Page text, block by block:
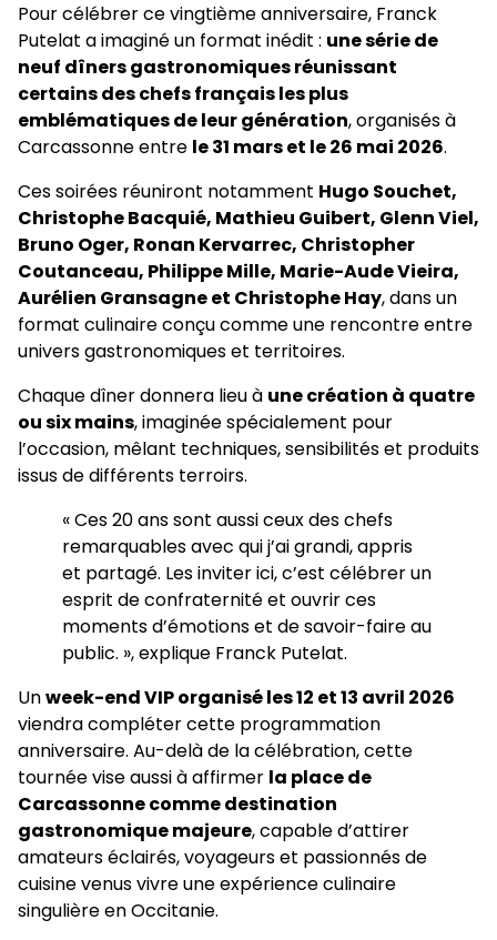
Pour célébrer ce vingtième anniversaire, Franck
Putelat a imaginé un format inédit : une série de
neuf dîners gastronomiques réunissant
certains des chefs français les plus
emblématiques de leur génération, organisés à
Carcassonne entre le 31 mars et le 26 mai 2026.
Ces soirées réuniront notamment Hugo Souchet,
Christophe Bacquié, Mathieu Guibert, Glenn Viel,
Bruno Oger, Ronan Kervarrec, Christopher
Coutanceau, Philippe Mille, Marie-Aude Vieira,
Aurélien Gransagne et Christophe Hay, dans un
format culinaire conçu comme une rencontre entre
univers gastronomiques et territoires.
Chaque dîner donnera lieu à une création à quatre
ou six mains, imaginée spécialement pour
l’occasion, mêlant techniques, sensibilités et produits
issus de différents terroirs.
« Ces 20 ans sont aussi ceux des chefs
remarquables avec qui j’ai grandi, appris
et partagé. Les inviter ici, c’est célébrer un
esprit de confraternité et ouvrir ces
moments d’émotions et de savoir-faire au
public. », explique Franck Putelat.
Unweek-end VIP organisé les 12 et 13 avril 2026
viendra compléter cette programmation
anniversaire. Au-delà de la célébration, cette
tournée vise aussi à affirmer la place de
Carcassonne comme destination
gastronomique majeure, capable d’attirer
amateurs éclairés, voyageurs et passionnés de
cuisine venus vivre une expérience culinaire
singulière en Occitanie.